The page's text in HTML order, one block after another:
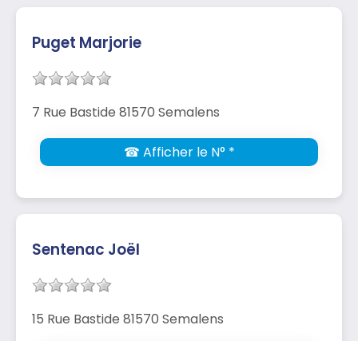
Puget Marjorie
7 Rue Bastide 81570 Semalens
☎ Afficher le N° *
Sentenac Joël
15 Rue Bastide 81570 Semalens